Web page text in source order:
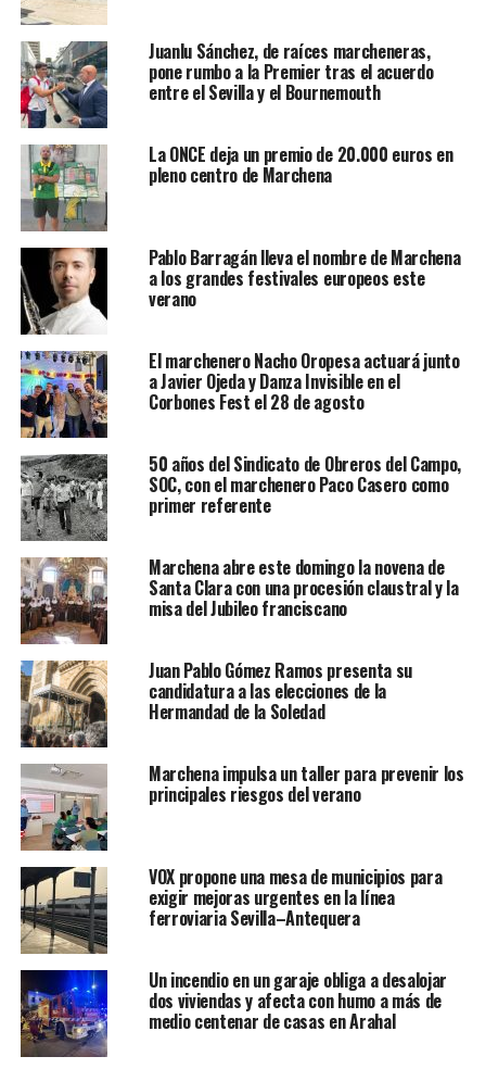
Juanlu Sánchez, de raíces marcheneras,
pone rumbo a la Premier tras el acuerdo
entre el Sevilla y el Bournemouth
La ONCE deja un premio de 20.000 euros en
pleno centro de Marchena
Pablo Barragán lleva el nombre de Marchena
a los grandes festivales europeos este
verano
El marchenero Nacho Oropesa actuará junto
a Javier Ojeda y Danza Invisible en el
Corbones Fest el 28 de agosto
50 años del Sindicato de Obreros del Campo,
SOC, con el marchenero Paco Casero como
primer referente
Marchena abre este domingo la novena de
Santa Clara con una procesión claustral y la
misa del Jubileo franciscano
Juan Pablo Gómez Ramos presenta su
candidatura a las elecciones de la
Hermandad de la Soledad
Marchena impulsa un taller para prevenir los
principales riesgos del verano
VOX propone una mesa de municipios para
exigir mejoras urgentes en la línea
ferroviaria Sevilla–Antequera
Un incendio en un garaje obliga a desalojar
dos viviendas y afecta con humo a más de
medio centenar de casas en Arahal